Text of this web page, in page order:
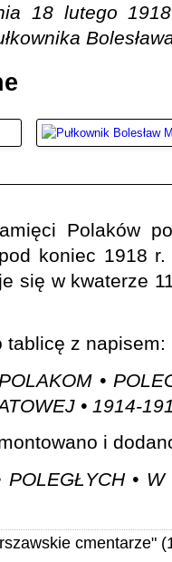
18 lutego 1918
Polaków
koniec 1918
się w kwaterze
tablicę z napisem:
•
• 1914-
i
POLEGŁYCH •
cmentarze"